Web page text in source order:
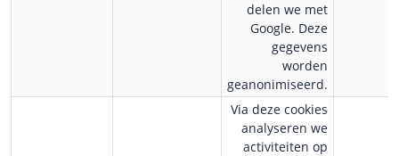
delen we met
Google. Deze
gegevens
worden
geanonimiseerd.
Via deze cookies
analyseren we
activiteiten op